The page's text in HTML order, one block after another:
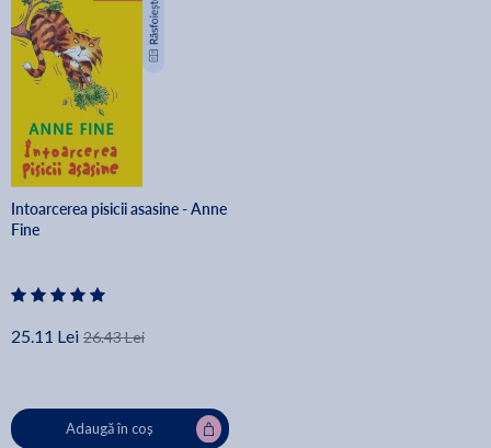
Intoarcerea pisicii asasine - Anne
Fine
25.11 Lei 26.43 Lei
Adaugă în coș